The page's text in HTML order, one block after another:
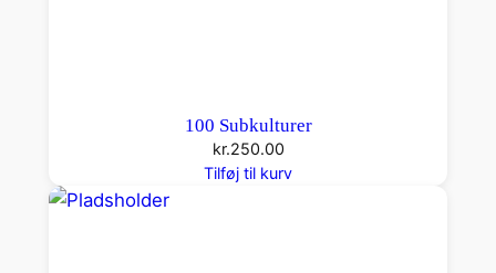
100 Subkulturer
kr.250.00
Tilføj til kurv